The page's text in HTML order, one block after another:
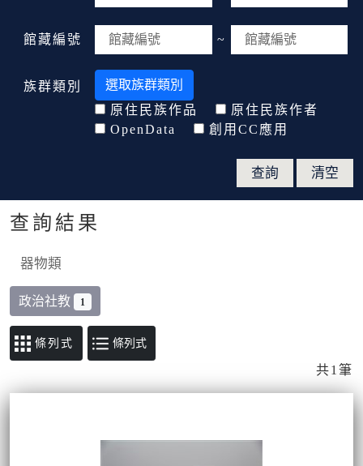
館藏編號 ~
族群類別
選取族群類別
原住民族作品
原住民族作者
OpenData
創用CC應用
查詢結果
器物類
政治社教 1
條列式
共1筆